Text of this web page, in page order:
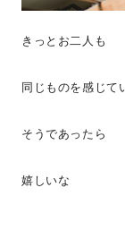
きっとお二人も
同じものを感じて
そうであったら
嬉しいな